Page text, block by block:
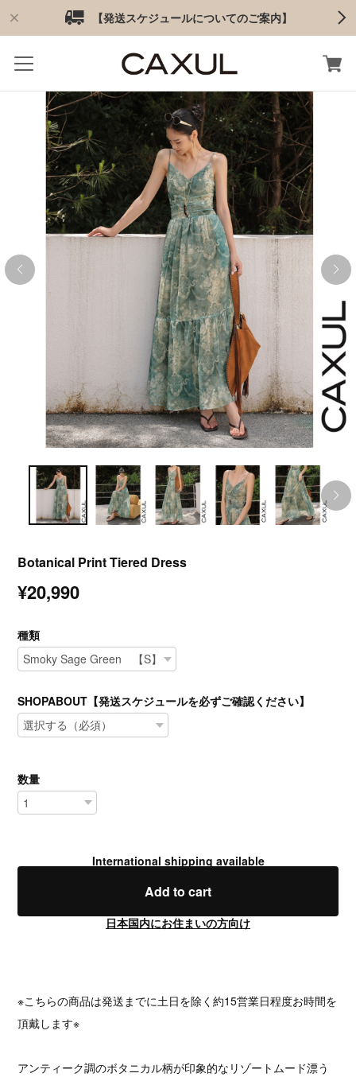
【発送スケジュールについてのご案内】
Botanical Print Tiered Dress
¥20,990
種類
SHOPABOUT【発送スケジュールを必ずご確認ください】
数量
International shipping available
Add to cart
日本国内にお住まいの方向け
※こちらの商品は発送までに土日を除く約15営業日程度お時間を
頂戴します※
アンティーク調のボタニカル柄が印象的なリゾートムード漂う